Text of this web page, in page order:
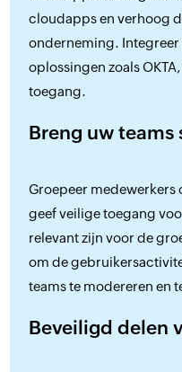
cloudapps en verhoog
onderneming. Integreer
oplossingen zoals
toegang.
Breng uw teams
Groepeer medewerkers
geef veilige toegang
relevant zijn voor de
om de
teams te modereren en
Beveiligd delen